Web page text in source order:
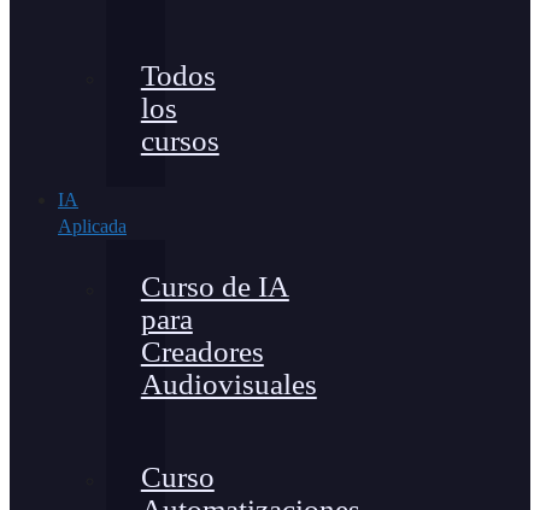
Todos
los
cursos
IA
Aplicada
Curso de IA
para
Creadores
Audiovisuales
Curso